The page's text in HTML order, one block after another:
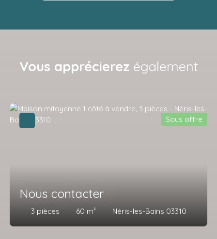
Vous apprécierez également
Nous contacter
3 pièces 60 m² Néris-les-Bains 03310
Sous offre